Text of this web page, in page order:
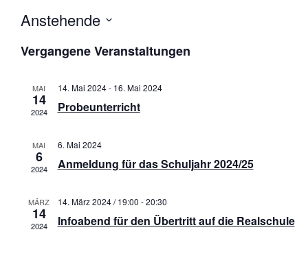
Anstehende
a
Vergangene Veranstaltungen
MAI
14
2024
14. Mai 2024- 16. Mai 2024
Probeunterricht
MAI
6
2024
6. Mai 2024
Anmeldung für das Schuljahr 2024/25
MÄRZ
14
2024
14. März 2024 / 19:00 -20:30
Infoabend für den Übertritt auf die Realschule